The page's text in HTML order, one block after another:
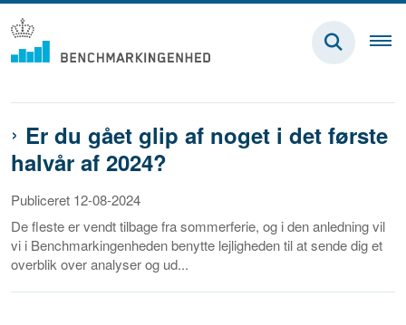
Er du gået glip af noget i det første
halvår af 2024?
Publiceret 12-08-2024
De fleste er vendt tilbage fra sommerferie, og i den anledning vil
vi i Benchmarkingenheden benytte lejligheden til at sende dig et
overblik over analyser og ud...